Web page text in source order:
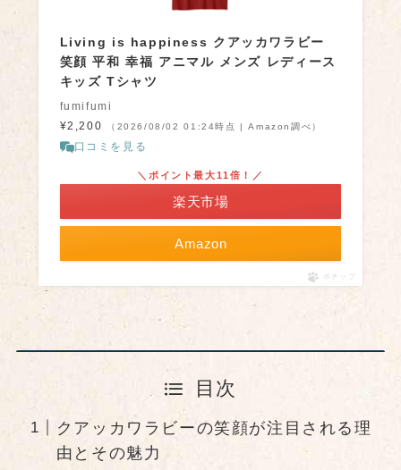
Living is happiness クアッカワラビー
笑顔 平和 幸福 アニマル メンズ レディース
キッズ Tシャツ
fumifumi
¥2,200
（2026/08/02 01:24時点 | Amazon調べ）
口コミを見る
Amazon
＼ポイント最大11倍！／
楽天市場
ポチップ
目次
クアッカワラビーの笑顔が注目される理
由とその魅力